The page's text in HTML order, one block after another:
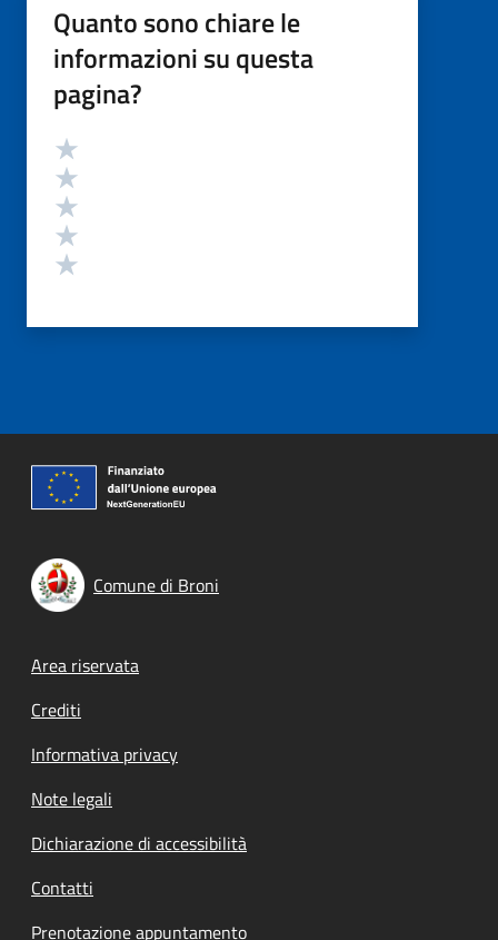
Quanto sono chiare le
informazioni su questa
pagina?
Valutazione
Comune di Broni
Footer menu
Area riservata
Crediti
Informativa privacy
Note legali
Dichiarazione di accessibilità
Contatti
Prenotazione appuntamento